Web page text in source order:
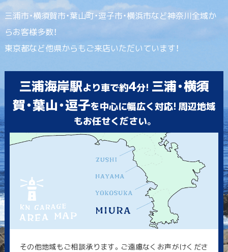
三浦市・横須賀市・葉山町・逗子市・横浜市など神奈川全域か
らお客様多数！
東京都など他県からもご来店いただいています！
三浦海岸駅より車で約4分! 三浦・横須
賀・葉山・逗子を中心に幅広く対応! 周辺地域
もお任せください。
その他地域もご相談承ります。ご遠慮なくお声がけくださ